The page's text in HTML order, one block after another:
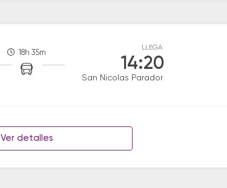
18h 35m
LLEGA
14:20
San Nicolas Parador
Ver detalles